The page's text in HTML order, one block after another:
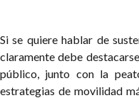
Matriz Profesional
Si se quiere hablar de
claramente debe
público, junto con la
estrategias de movilidad